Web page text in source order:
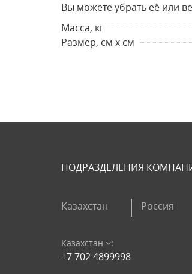
Вы можете убрать её или
Масса, кг
Размер, см х см
ПОДРАЗДЕЛЕНИЯ
Казахстан Россия
Казахстан :
+7 702 4899998